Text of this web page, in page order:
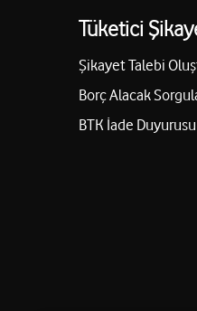
Tüketici
Şikayet Talebi
Borç Alacak
BTK İade Duyurusu